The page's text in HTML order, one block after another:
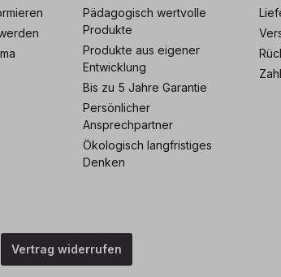
Pädagogisch wertvolle
Produkte
Produkte aus eigener
Entwicklung
Bis zu 5 Jahre Garantie
Persönlicher
Ansprechpartner
Ökologisch langfristiges
Denken
Vertrag widerrufen